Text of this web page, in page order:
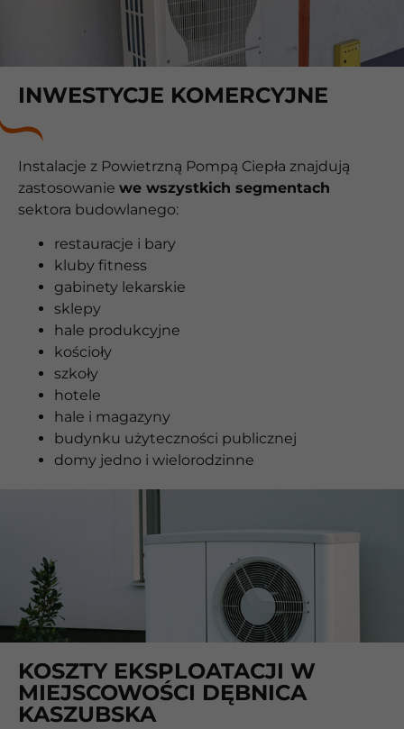
INWESTYCJE KOMERCYJNE
Instalacje z Powietrzną Pompą Ciepła znajdują
zastosowanie we wszystkich segmentach
sektora budowlanego:
restauracje i bary
kluby fitness
gabinety lekarskie
sklepy
hale produkcyjne
kościoły
szkoły
hotele
hale i magazyny
budynku użyteczności publicznej
domy jedno i wielorodzinne
KOSZTY EKSPLOATACJI W
MIEJSCOWOŚCI DĘBNICA
KASZUBSKA